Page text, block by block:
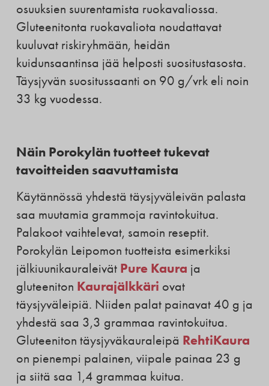
osuuksien suurentamista ruokavaliossa.
Gluteenitonta ruokavaliota noudattavat
kuuluvat riskiryhmään, heidän
kuidunsaantinsa jää helposti suositustasosta.
Täysjyvän suositussaanti on 90 g/vrk eli noin
33 kg vuodessa.
Näin Porokylän tuotteet tukevat
tavoitteiden saavuttamista
Käytännössä yhdestä täysjyväleivän palasta
saa muutamia grammoja ravintokuitua.
Palakoot vaihtelevat, samoin reseptit.
Porokylän Leipomon tuotteista esimerkiksi
jälkiuunikauraleivät Pure Kaura ja
gluteeniton Kaurajälkkäri ovat
täysjyväleipiä. Niiden palat painavat 40 g ja
yhdestä saa 3,3 grammaa ravintokuitua.
Gluteeniton täysjyväkauraleipä RehtiKaura
on pienempi palainen, viipale painaa 23 g
ja siitä saa 1,4 grammaa kuitua.